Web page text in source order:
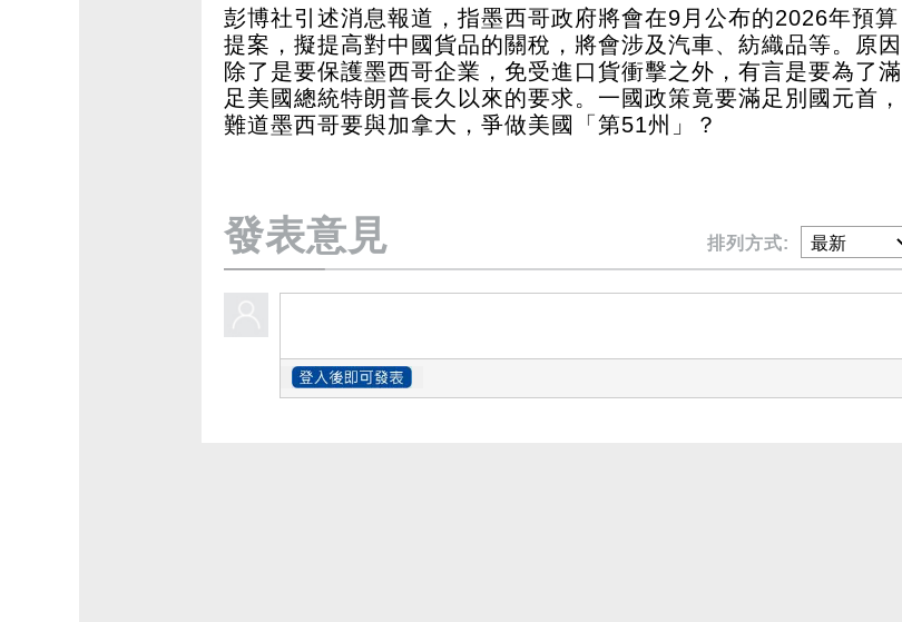
彭博社引述消息報道，指墨西哥政府將會在9月公布的2026年預算
提案，擬提高對中國貨品的關稅，將會涉及汽車、紡織品等。原因
除了是要保護墨西哥企業，免受進口貨衝擊之外，有言是要為了滿
足美國總統特朗普長久以來的要求。一國政策竟要滿足別國元首，
難道墨西哥要與加拿大，爭做美國「第51州」？
發表意見 排列方式: